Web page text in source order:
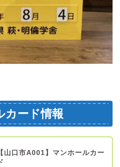
カード情報
【山口市A001】マンホールカー
ド